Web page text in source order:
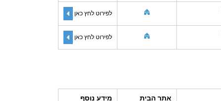
לפירוט לחץ כאן
לפירוט לחץ כאן
אתר הבית מידע נוסף